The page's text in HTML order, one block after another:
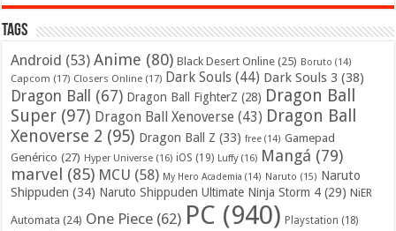
Tags
Android (53) Anime (80) Black Desert Online (25) Boruto (14)
Capcom (17) Closers Online (17) Dark Souls (44) Dark Souls 3 (38)
Dragon Ball (67) Dragon Ball FighterZ (28) Dragon Ball
Super (97) Dragon Ball Xenoverse (43) Dragon Ball
Xenoverse 2 (95) Dragon Ball Z (33) free (14) Gamepad
Genérico (27) Hyper Universe (16) iOS (19) Luffy(16) Mangá (79)
marvel (85) MCU (58) My Hero Academia (14) Naruto (15) Naruto
Shippuden (34) Naruto Shippuden Ultimate Ninja Storm 4 (29) NiER
Automata (24) One Piece (62) PC (940) Playstation (18)